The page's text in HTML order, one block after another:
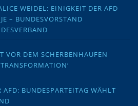
WEIDEL: EINIGKEIT DER AFD
– BUNDESVORSTAND
VOR DEM SCHERBENHAUFEN
AFD: BUNDESPARTEITAG WÄHLT